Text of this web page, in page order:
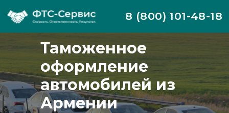
8 (800) 101-48-18
Таможенное
оформление
автомобилей из
Армении